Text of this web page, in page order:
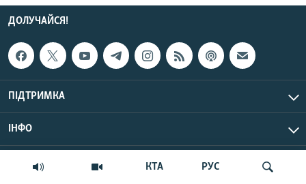
КТА РУС
ДОЛУЧАЙСЯ!
ПІДТРИМКА
ІНФО
© Крим.Реалії, 2026 | Усі права застережено.